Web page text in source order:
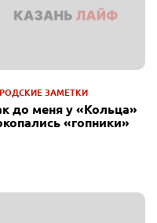
ЗАМЕТКИ
до меня у «Кольца»
«гопники»